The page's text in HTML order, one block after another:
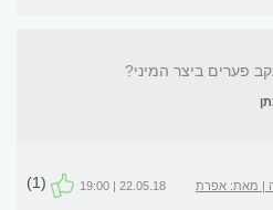
פערים ביצר המיני?
| מאת: אפרת
22.05.18 | 19:00
(1)